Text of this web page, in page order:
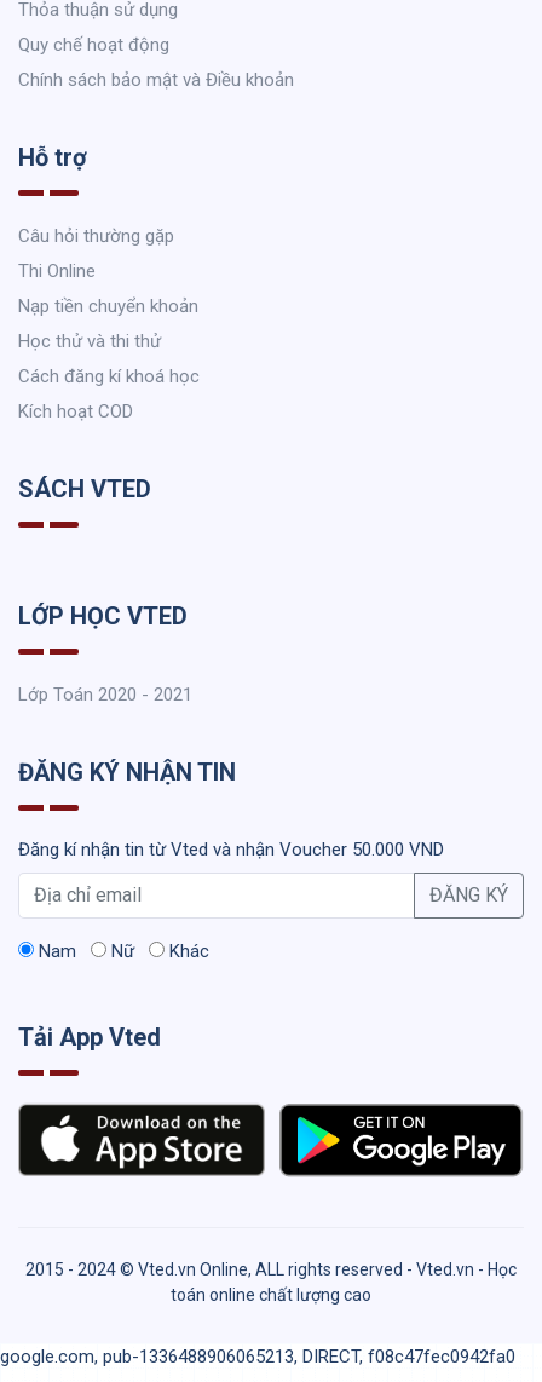
Thỏa thuận sử dụng
Quy chế hoạt động
Chính sách bảo mật và Điều khoản
Hỗ trợ
Câu hỏi thường gặp
Thi Online
Nạp tiền chuyển khoản
Học thử và thi thử
Cách đăng kí khoá học
Kích hoạt COD
SÁCH VTED
LỚP HỌC VTED
Lớp Toán 2020 - 2021
ĐĂNG KÝ NHẬN TIN
Đăng kí nhận tin từ Vted và nhận Voucher 50.000 VND
ĐĂNG KÝ
Nam Nữ Khác
Tải App Vted
2015 - 2024 © Vted.vn Online, ALL rights reserved - Vted.vn - Học
toán online chất lượng cao
google.com, pub-1336488906065213, DIRECT, f08c47fec0942fa0